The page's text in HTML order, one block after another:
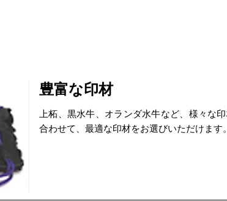
豊富な印材
上柘、黒水牛、オランダ水牛など、様々な
合わせて、最適な印材をお選びいただけます。